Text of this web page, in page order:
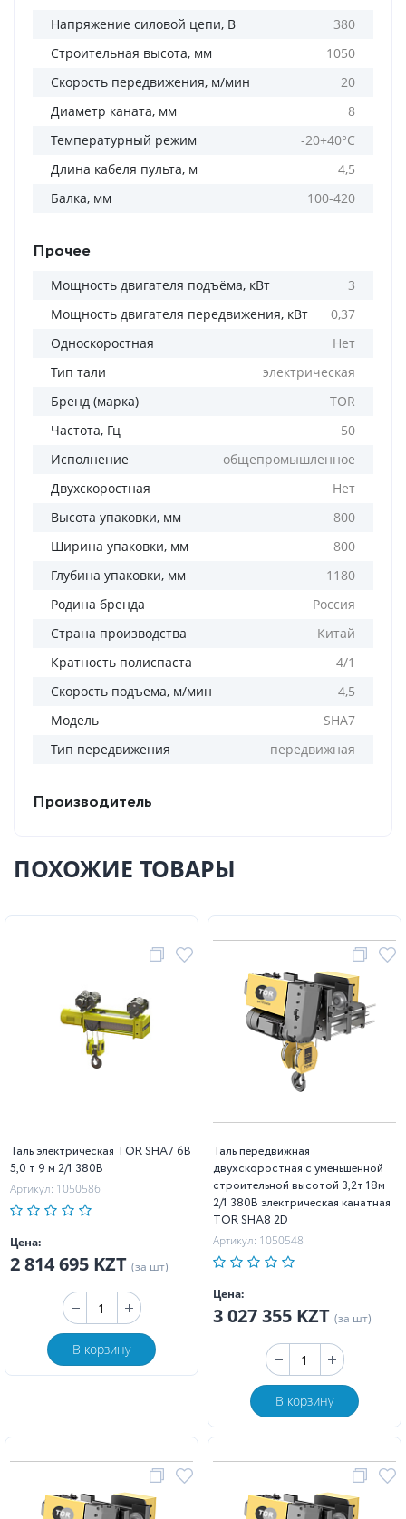
Напряжение силовой цепи, В
380
Строительная высота, мм
1050
Скорость передвижения, м/мин
20
Диаметр каната, мм
8
Температурный режим
-20+40°С
Длина кабеля пульта, м
4,5
Балка, мм
100-420
Прочее
Мощность двигателя подъёма, кВт
3
Мощность двигателя передвижения, кВт
0,37
Односкоростная
Нет
Тип тали
электрическая
Бренд (марка)
TOR
Частота, Гц
50
Исполнение
общепромышленное
Двухскоростная
Нет
Высота упаковки, мм
800
Ширина упаковки, мм
800
Глубина упаковки, мм
1180
Родина бренда
Россия
Страна производства
Китай
Кратность полиспаста
4/1
Скорость подъема, м/мин
4,5
Модель
SHA7
Тип передвижения
передвижная
Производитель
ПОХОЖИЕ ТОВАРЫ
Таль электрическая TOR SHA7 6B
5,0 т 9 м 2/1 380В
Артикул: 1050586
Цена:
2 814 695 KZT (за шт)
В корзину
Таль передвижная
двухскоростная с уменьшенной
строительной высотой 3,2т 18м
2/1 380В электрическая канатная
TOR SHA8 2D
Артикул: 1050548
Цена:
3 027 355 KZT (за шт)
В корзину